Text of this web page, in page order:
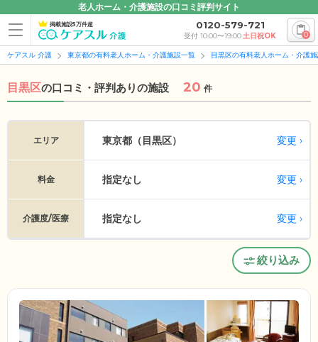
老人ホーム・介護施設の口コミ評判サイト
掲載施設5万件超 0120-579-721
受付 10:00〜19:00土日祝OK 0
ケアスル 介護 東京都の有料老人ホーム・介護施設一覧 目黒区の有料老人ホーム・介護
目黒区の口コミ・評判ありの施設 20 件
エリア 東京都（目黒区） 変更
料金 指定なし 変更
介護度/医療 指定なし 変更
絞り込み